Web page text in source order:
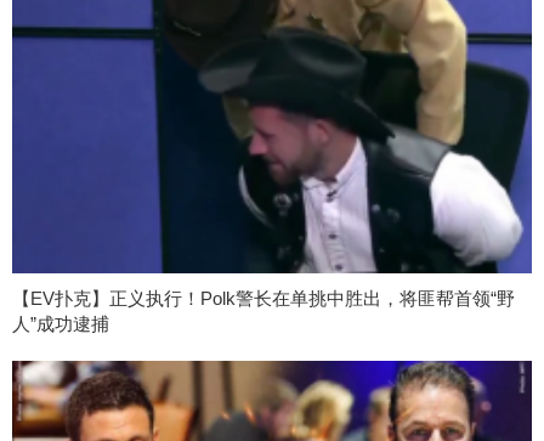
【EV扑克】正义执行！Polk警长在单挑中胜出，将匪帮首领“野
人”成功逮捕